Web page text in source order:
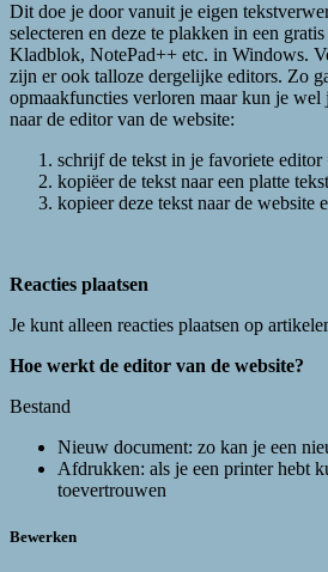
Dit doe je door vanuit je eigen
selecteren en deze te plakken in een
Kladblok, NotePad++ etc. in Windows.
zijn er ook talloze dergelijke editors. Zo
opmaakfuncties verloren maar kun je wel
naar de editor van de website:
schrijf de tekst in je favoriete editor
kopiëer de tekst naar een platte
kopieer deze tekst naar de website
Reacties plaatsen
Je kunt alleen reacties plaatsen op
Hoe werkt de editor van de website?
Bestand
Nieuw document: zo kan je een
Afdrukken: als je een printer hebt
toevertrouwen
Bewerken